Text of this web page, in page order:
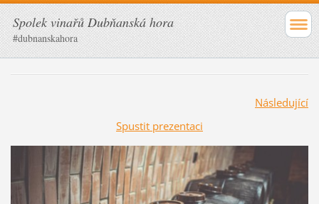
Spolek vinařů Dubňanská hora
#dubnanskahora
Následující
Spustit prezentaci